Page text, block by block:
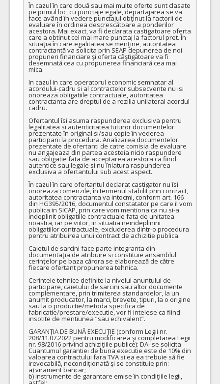
În cazul în care două sau mai multe oferte sunt clasate
pe primul loc, cu punctaje egale, departajarea se va
face având în vedere punctajul obţinut la factorii de
evaluare în ordinea descrescătoare a ponderilor
acestora. Mai exact, va fi declarata castigatoare oferta
care a obtinut cel mai mare punctaj la factorul pret. În
situaţia în care egalitatea se menţine, autoritatea
contractantă va solicita prin SEAP depunerea de noi
propuneri financiare şi oferta câştigătoare va fi
desemnată cea cu propunerea financiară cea mai
mica.
In cazul in care operatorul economic semnatar al
acordului-cadru si al contractelor subsecvente nu isi
onoreaza obligatiile contractuale, autoritatea
contractanta are dreptul de a rezilia unilateral acordul-
cadru.
Ofertantul îsi asuma raspunderea exclusiva pentru
legalitatea si autenticitatea tuturor documentelor
prezentate în original si/sau copie în vederea
participarii la procedura. Analizarea documentelor
prezentate de ofertanti de catre comisia de evaluare
nu angajeaza din partea acesteia nicio raspundere
sau obligatie fata de acceptarea acestora ca fiind
autentice sau legale si nu înlatura raspunderea
exclusiva a ofertantului sub acest aspect.
În cazul în care ofertantul declarat castigator nu îsi
onoreaza comenzile, în termenul stabilit prin contract,
autoritatea contractanta va intocmi, conform art. 166
din HG395/2016, documentul constatator pe care il vom
publica in SICAP, prin care vom mentiona ca nu si-a
indeplinit obligatiile contractuale fata de unitatea
noastra, iar pe viitor, in situatia neindeplinirii
obligatiilor contractuale, excluderea dintr-o procedura
pentru atribuirea unui contract de achizitie publica.
Caietul de sarcini face parte integranta din
documentaţia de atribuire si constituie ansamblul
cerinţelor pe baza cărora se elaborează de către
fiecare ofertant propunerea tehnica.
Cerintele tehnice definite la nivelul anuntului de
participare, caietului de sarcini sau altor documente
complementare, prin trimiterea standardelor, la un
anumit producator, la marci, brevete, tipuri, la o origine
sau la o productie/metoda specifica de
fabricatie/prestare/executie, vor fi intelese ca fiind
insotite de mentiunea ”sau echivalent”.
GARANŢIA DE BUNĂ EXECUŢIE (conform Legii nr.
208/11.07.2022 pentru modificarea şi completarea Legii
nr. 98/2016 privind achiziţiile publice): DA- se solicita
Cuantumul garantiei de buna executie este de 10% din
valoarea contractului fara TVA si ea ea trebuie să fie
irevocabilă, necondiţionată şi se constituie prin:
a) virament bancar;
b) instrumente de garantare emise în condiţiile legii,